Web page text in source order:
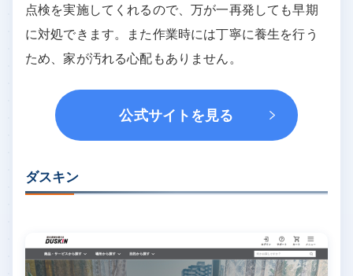
点検を実施してくれるので、万が一再発しても早期
に対処できます。また作業時には丁寧に養生を行う
ため、家が汚れる心配もありません。
公式サイトを見る
ダスキン